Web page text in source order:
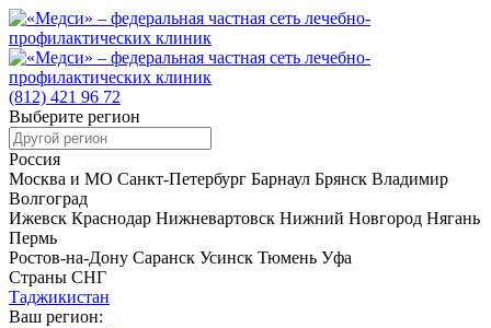
(812) 421 96 72
Выберите регион
Россия
Москва и МО Санкт-Петербург Барнаул Брянск Владимир
Волгоград
Ижевск Краснодар Нижневартовск Нижний Новгород Нягань
Пермь
Ростов-на-Дону Саранск Усинск Тюмень Уфа
Страны СНГ
Таджикистан
Ваш регион: